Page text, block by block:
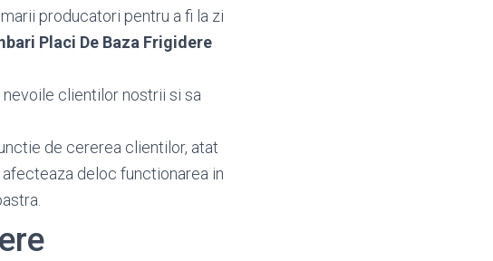
producatori pentru a fi la zi
Placi De Baza Frigidere
clientilor nostrii si sa
de cererea clientilor, atat
deloc functionarea in